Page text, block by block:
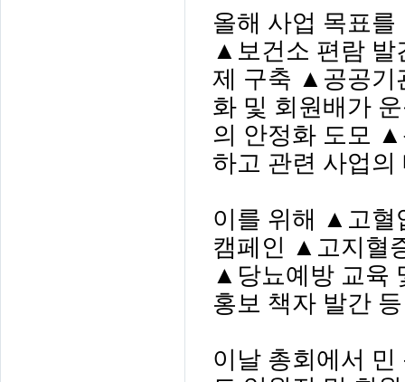
올해 사업 목표를
▲ 보건소 편람
제 구축 ▲ 공공기
화 및 회원배가
의 안정화 도모 ▲
하고 관련 사업
이를 위해 ▲ 고혈
캠페인 ▲ 고지혈
▲ 당뇨예방 교육
홍보 책자 발간
이날 총회에서